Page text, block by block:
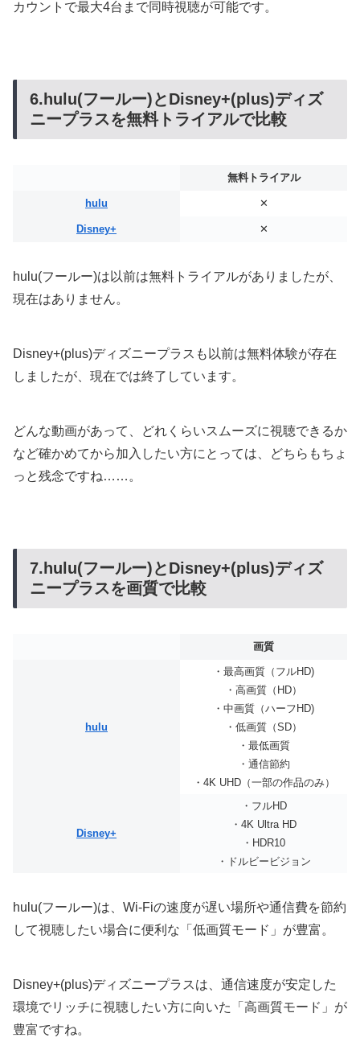
カウントで最大4台まで同時視聴が可能です。
6.hulu(フールー)とDisney+(plus)ディズ
ニープラスを無料トライアルで比較
無料トライアル
hulu ✕
Disney+ ✕
hulu(フールー)は以前は無料トライアルがありましたが、
現在はありません。
Disney+(plus)ディズニープラスも以前は無料体験が存在
しましたが、現在では終了しています。
どんな動画があって、どれくらいスムーズに視聴できるか
など確かめてから加入したい方にとっては、どちらもちょ
っと残念ですね……。
7.hulu(フールー)とDisney+(plus)ディズ
ニープラスを画質で比較
画質
hulu
・最高画質（フルHD)
・高画質（HD）
・中画質（ハーフHD)
・低画質（SD）
・最低画質
・通信節約
・4K UHD（一部の作品のみ）
Disney+
・フルHD
・4K Ultra HD
・HDR10
・ドルビービジョン
hulu(フールー)は、Wi-Fiの速度が遅い場所や通信費を節約
して視聴したい場合に便利な「低画質モード」が豊富。
Disney+(plus)ディズニープラスは、通信速度が安定した
環境でリッチに視聴したい方に向いた「高画質モード」が
豊富ですね。